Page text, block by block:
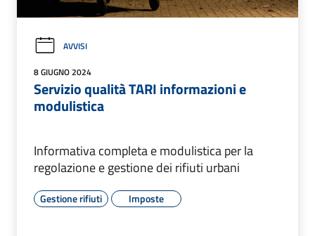
AVVISI
8 GIUGNO 2024
Servizio qualità TARI informazioni e
modulistica
Informativa completa e modulistica per la
regolazione e gestione dei rifiuti urbani
Gestione rifiuti Imposte